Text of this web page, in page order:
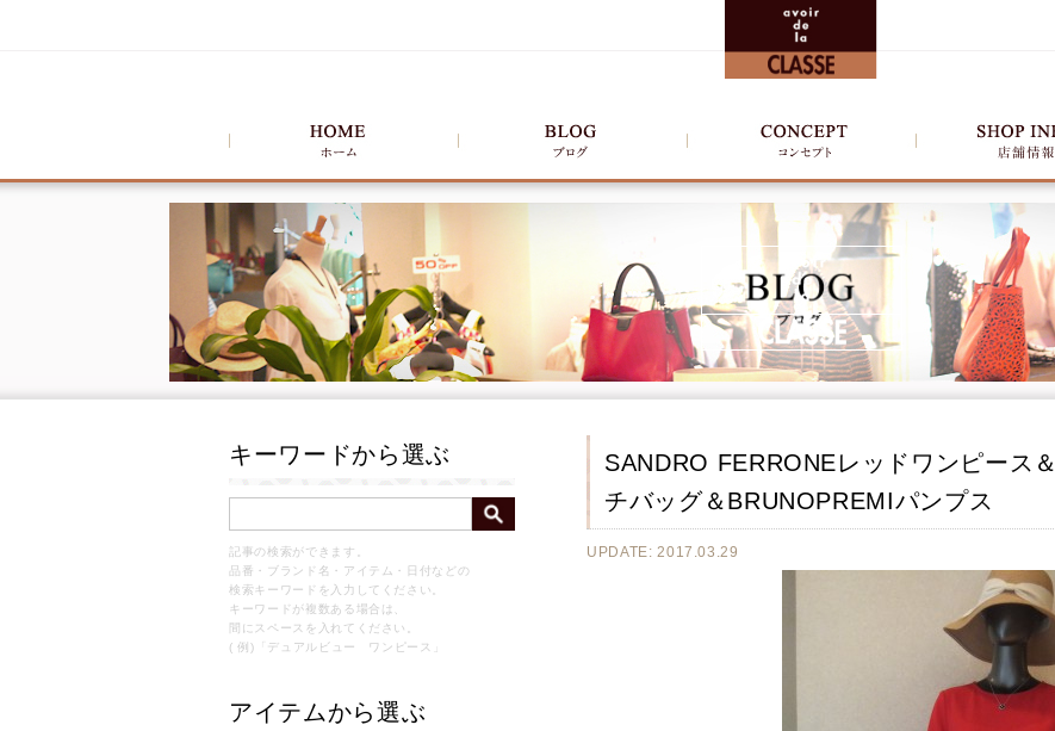
キーワードから選ぶ
記事の検索ができます。
品番・ブランド名・アイテム・日付などの
検索キーワードを入力してください。
キーワードが複数ある場合は、
間にスペースを入れてください。
( 例)「デュアルビュー ワンピース」
アイテムから選ぶ
SANDRO FERRONEレッドワンピース
チバッグ＆BRUNOPREMIパンプス
UPDATE: 2017.03.29